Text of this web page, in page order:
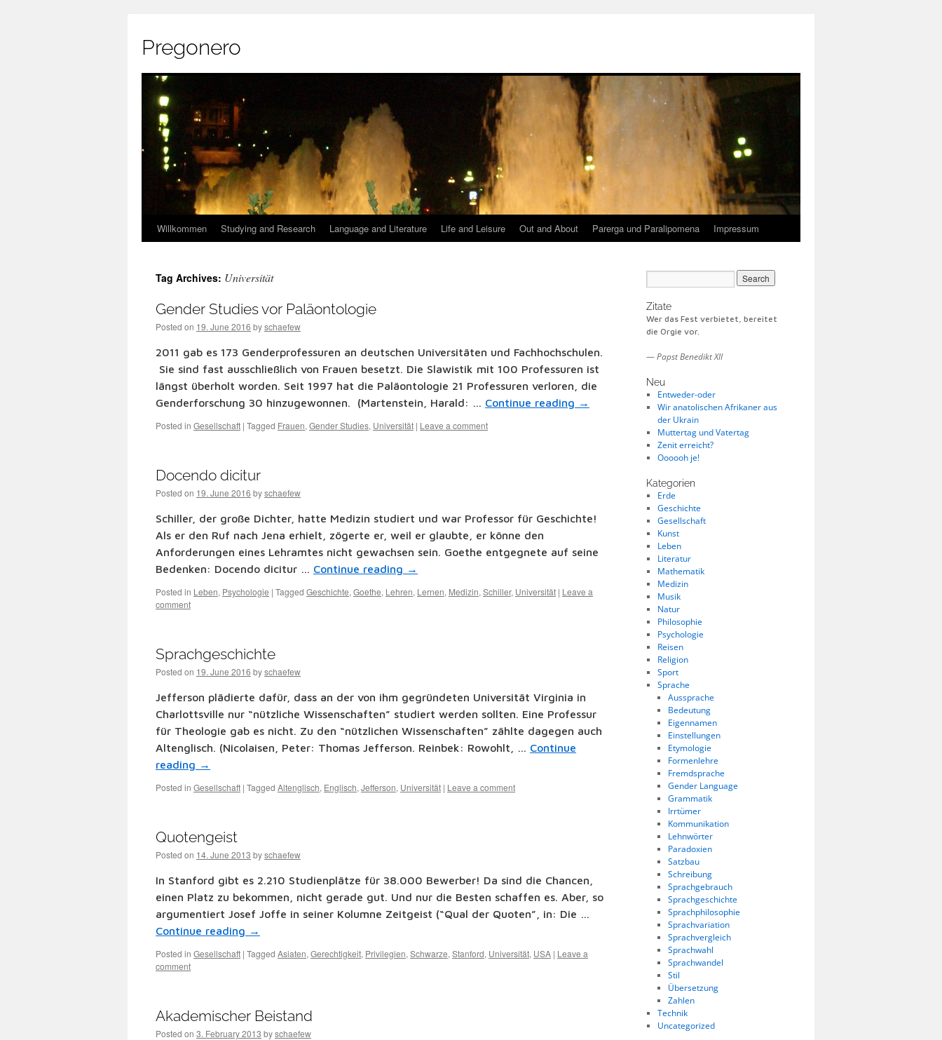
Pregonero
Skip
content
Willkommen Studying and Research Language and Literature Life and Leisure Out and About Parerga und Paralipomena Impressum
Tag Archives: Universität
Gender Studies vor Paläontologie
Posted on 19. June 2016 byschaefew
2011 gab es 173 Genderprofessuren an deutschen Universitäten und Fachhochschulen.
Sie sind fast ausschließlich von Frauen besetzt. Die Slawistik mit 100 Professuren ist
längst überholt worden. Seit 1997 hat die Paläontologie 21 Professuren verloren, die
Genderforschung 30 hinzugewonnen. (Martenstein, Harald: … Continue reading →
Posted in Gesellschaft | Tagged Frauen, Gender Studies, Universität | Leave a comment
Docendo dicitur
Posted on 19. June 2016 byschaefew
Schiller, der große Dichter, hatte Medizin studiert und war Professor für Geschichte!
Als er den Ruf nach Jena erhielt, zögerte er, weil er glaubte, er könne den
Anforderungen eines Lehramtes nicht gewachsen sein. Goethe entgegnete auf seine
Bedenken: Docendo dicitur … Continue reading →
Posted in Leben, Psychologie | Tagged Geschichte, Goethe, Lehren, Lernen, Medizin, Schiller, Universität | Leave a
comment
Sprachgeschichte
Posted on 19. June 2016 byschaefew
Jefferson plädierte dafür, dass an der von ihm gegründeten Universität Virginia in
Charlottsville nur “nützliche Wissenschaften” studiert werden sollten. Eine Professur
für Theologie gab es nicht. Zu den “nützlichen Wissenschaften” zählte dagegen auch
Altenglisch. (Nicolaisen, Peter: Thomas Jefferson. Reinbek: Rowohlt, … Continue
reading →
Posted in Gesellschaft | Tagged Altenglisch, Englisch, Jefferson, Universität | Leave a comment
Quotengeist
Posted on 14. June 2013 byschaefew
In Stanford gibt es 2.210 Studienplätze für 38.000 Bewerber! Da sind die Chancen,
einen Platz zu bekommen, nicht gerade gut. Und nur die Besten schaffen es. Aber, so
argumentiert Josef Joffe in seiner Kolumne Zeitgeist (“Qual der Quoten”, in: Die …
Continue reading →
Posted in Gesellschaft | Tagged Asiaten, Gerechtigkeit, Privilegien, Schwarze, Stanford, Universität, USA | Leave a
comment
Akademischer Beistand
Posted on 3. February 2013 byschaefew
Zitate
Wer das Fest verbietet, bereitet
die Orgie vor.
—Papst Benedikt XII
Neu
Entweder-oder
Wir anatolischen Afrikaner aus
der Ukrain
Muttertag und Vatertag
Zenit erreicht?
Oooooh je!
Kategorien
Erde
Geschichte
Gesellschaft
Kunst
Leben
Literatur
Mathematik
Medizin
Musik
Natur
Philosophie
Psychologie
Reisen
Religion
Sport
Sprache
Aussprache
Bedeutung
Eigennamen
Einstellungen
Etymologie
Formenlehre
Fremdsprache
Gender Language
Grammatik
Irrtümer
Kommunikation
Lehnwörter
Paradoxien
Satzbau
Schreibung
Sprachgebrauch
Sprachgeschichte
Sprachphilosophie
Sprachvariation
Sprachvergleich
Sprachwahl
Sprachwandel
Stil
Übersetzung
Zahlen
Technik
Uncategorized